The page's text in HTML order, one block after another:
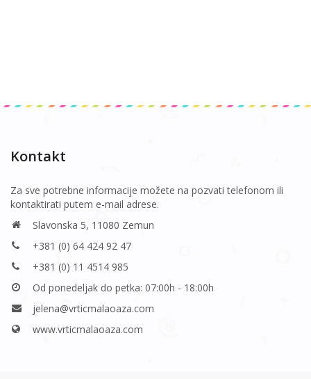
Kontakt
Za sve potrebne informacije možete na pozvati telefonom ili
kontaktirati putem e-mail adrese.
Slavonska 5, 11080 Zemun
+381 (0) 64 424 92 47
+381 (0) 11 4514 985
Od ponedeljak do petka: 07:00h - 18:00h
jelena@vrticmalaoaza.com
www.vrticmalaoaza.com